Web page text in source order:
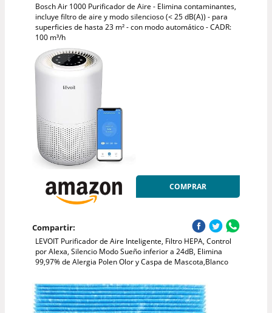
Bosch Air 1000 Purificador de Aire - Elimina contaminantes,
incluye filtro de aire y modo silencioso (< 25 dB(A)) - para
superficies de hasta 23 m² - con modo automático - CADR:
100 m³/h
COMPRAR
Compartir:
LEVOIT Purificador de Aire Inteligente, Filtro HEPA, Control
por Alexa, Silencio Modo Sueño inferior a 24dB, Elimina
99,97% de Alergia Polen Olor y Caspa de Mascota,Blanco